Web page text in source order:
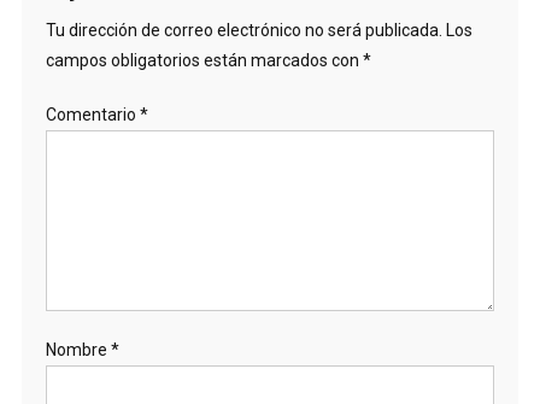
Tu dirección de correo electrónico no será publicada. Los
campos obligatorios están marcados con *
Comentario *
Nombre *